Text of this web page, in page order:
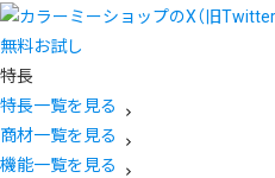
無料お試し
特長
特長一覧を見る
商材一覧を見る
機能一覧を見る